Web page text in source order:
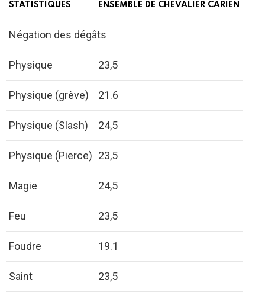
STATISTIQUES ENSEMBLE DE CHEVALIER CARIEN
Négation des dégâts
Physique 23,5
Physique (grève) 21.6
Physique (Slash) 24,5
Physique (Pierce) 23,5
Magie 24,5
Feu 23,5
Foudre 19.1
Saint 23,5